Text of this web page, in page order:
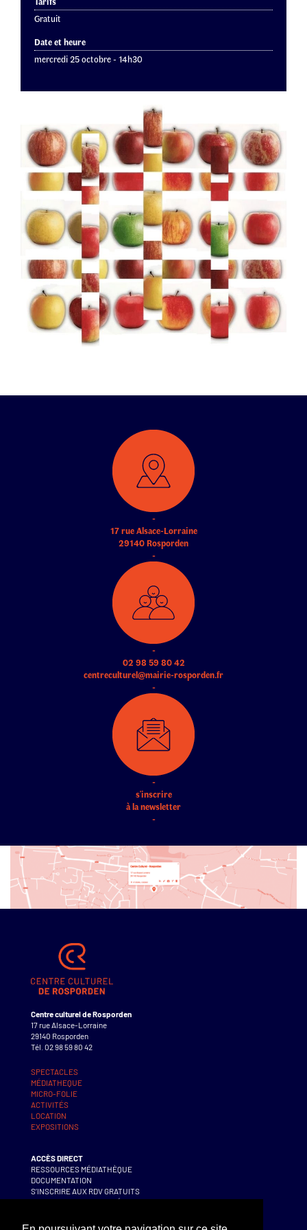
Gratuit
Date et heure
mercredi 25 octobre - 14h30
-
17 rue Alsace-Lorraine
29140 Rosporden
-
-
02 98 59 80 42
centreculturel@mairie-rosporden.fr
-
-
s'inscrire
à la newsletter
-
Centre culturel de Rosporden
17 rue Alsace-Lorraine
29140 Rosporden
Tél. 02 98 59 80 42
SPECTACLES
MÉDIATHEQUE
MICRO-FOLIE
ACTIVITÉS
LOCATION
EXPOSITIONS
ACCÈS DIRECT
RESSOURCES MÉDIATHÈQUE
DOCUMENTATION
S’INSCRIRE AUX RDV GRATUITS
S’INSCRIRE AUX ACTIVITÉS